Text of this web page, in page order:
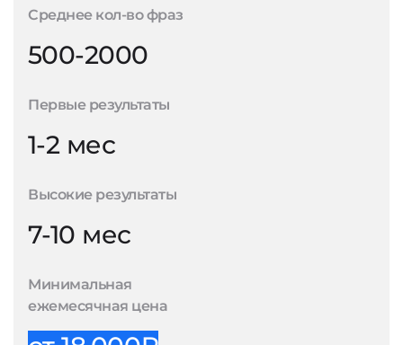
Среднее кол-во фраз
500-2000
Первые результаты
1-2 мес
Высокие результаты
7-10 мес
Минимальная
ежемесячная цена